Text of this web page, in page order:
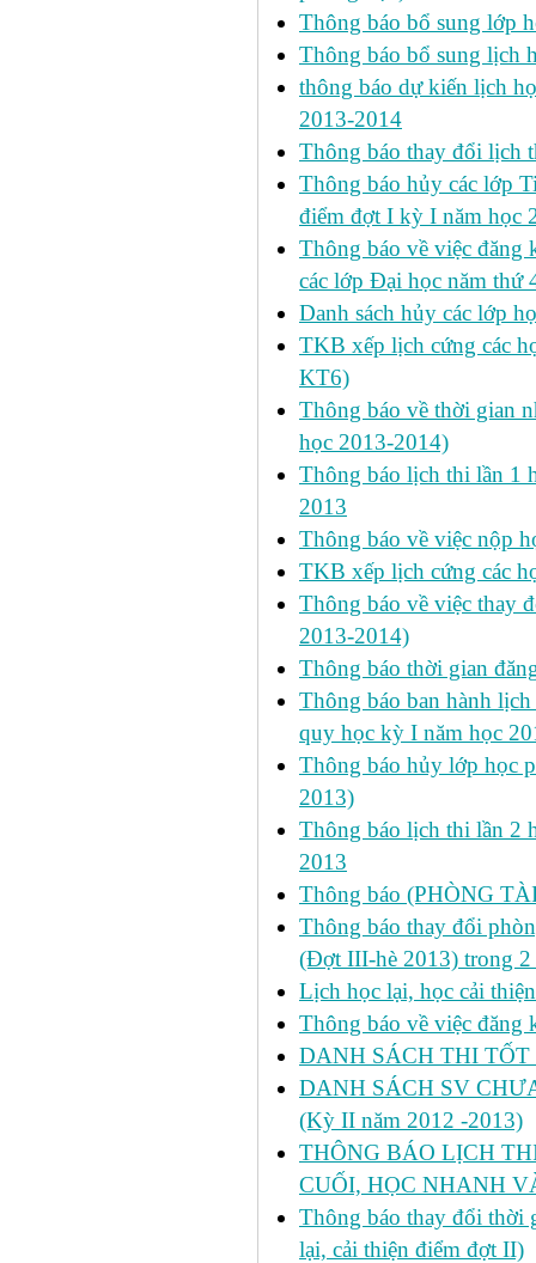
Thông báo bổ sung lớp
Thông báo bổ sung
thông báo dự kiến lịch
2013-2014
Thông báo thay đổi lịch
Thông báo hủy các lớp
điểm đợt I kỳ I năm học
Thông báo về việc đăng
các lớp Đại học năm thứ
Danh sách hủy các lớp
TKB xếp lịch cứng các
KT6)
Thông báo về thời gian
học 2013-2014)
Thông báo lịch thi lần 1
2013
Thông báo về việc nộp
TKB xếp lịch cứng các
Thông báo về việc thay
2013-2014)
Thông báo thời gian
Thông báo ban hành
quy học kỳ I năm học
Thông báo hủy lớp học
2013)
Thông báo lịch thi lần 2
2013
Thông báo (PHÒNG
Thông báo thay đổi
(Đợt III-hè 2013) trong
Lịch học lại, học cải
Thông báo về việc
DANH SÁCH THI
DANH SÁCH SV
(Kỳ II năm 2012 -2013)
THÔNG BÁO LỊCH
CUỐI, HỌC NHANH
Thông báo thay đổi thời
lại, cải thiện điểm đợt II)